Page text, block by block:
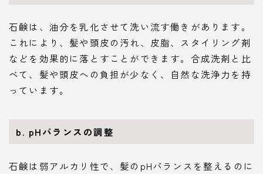
石鹸は、油分を乳化させて洗い流す働きがあります。
これにより、髪や頭皮の汚れ、皮脂、スタイリング剤
などを効果的に落とすことができます。合成洗剤と比
べて、髪や頭皮への負担が少なく、自然な洗浄力を持
っています。
b. pHバランスの調整
石鹸は弱アルカリ性で、髪のpHバランスを整えるのに